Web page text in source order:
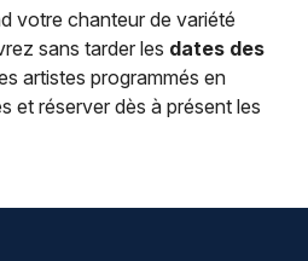
votre chanteur de variété
sans tarder les dates des
artistes programmés en
et réserver dès à présent les